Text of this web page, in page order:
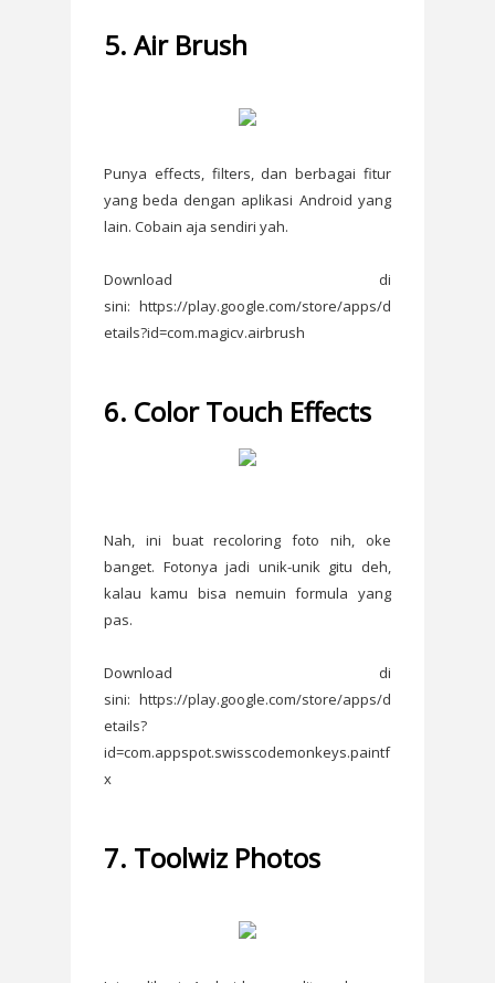
5. Air Brush
Punya effects, filters, dan berbagai fitur
yang beda dengan aplikasi Android yang
lain. Cobain aja sendiri yah.
Download di
sini: https://play.google.com/store/apps/d
etails?id=com.magicv.airbrush
6. Color Touch Effects
Nah, ini buat recoloring foto nih, oke
banget. Fotonya jadi unik-unik gitu deh,
kalau kamu bisa nemuin formula yang
pas.
Download di
sini: https://play.google.com/store/apps/d
etails?
id=com.appspot.swisscodemonkeys.paintf
x
7. Toolwiz Photos